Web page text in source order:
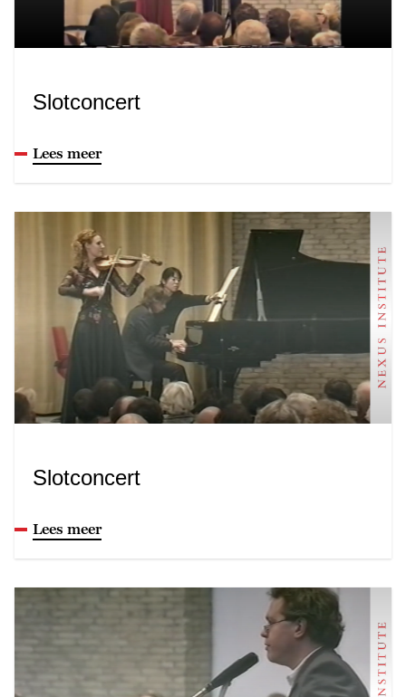
Slotconcert
Lees meer
Slotconcert
Lees meer